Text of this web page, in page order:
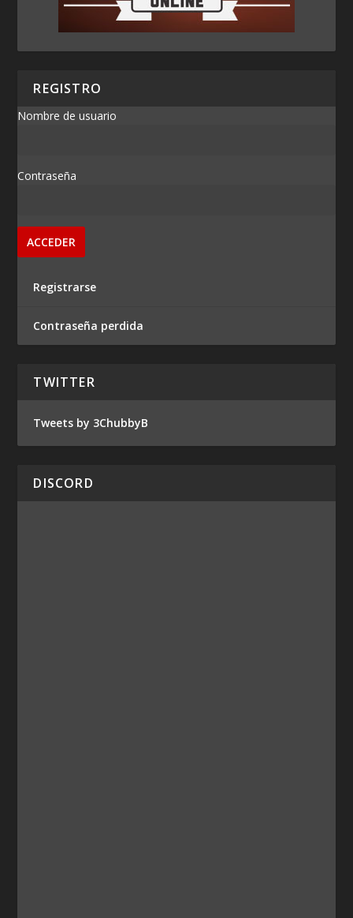
REGISTRO
Nombre de usuario
Contraseña
Registrarse
Contraseña perdida
TWITTER
Tweets by 3ChubbyB
DISCORD